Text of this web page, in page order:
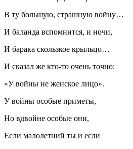
В ту большую, страшную войну…
И баланда вспомнится, и ночи,
И барака скользкое крыльцо…
И сказал же кто-то очень точно:
«У войны не женское лицо».
У войны особые приметы,
Но вдвойне особые они,
Если малолетний ты и если